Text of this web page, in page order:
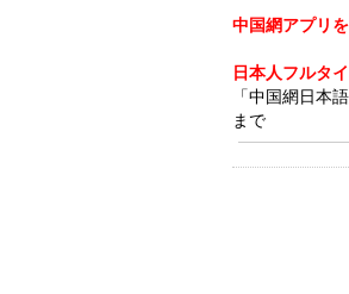
中国網アプリ
日本人フルタ
「中国網日本
まで